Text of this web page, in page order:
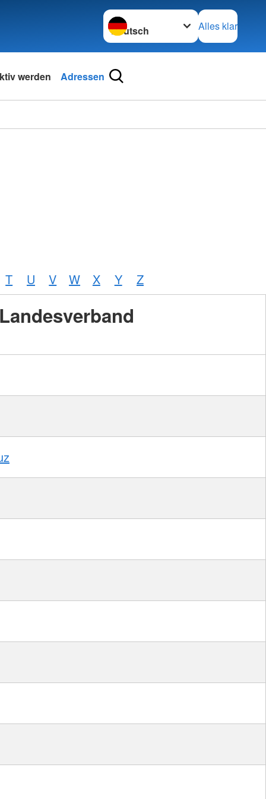
Sprache wechseln zu
Alles klar
werden Adressen
T U V W X Y Z
Landesverband